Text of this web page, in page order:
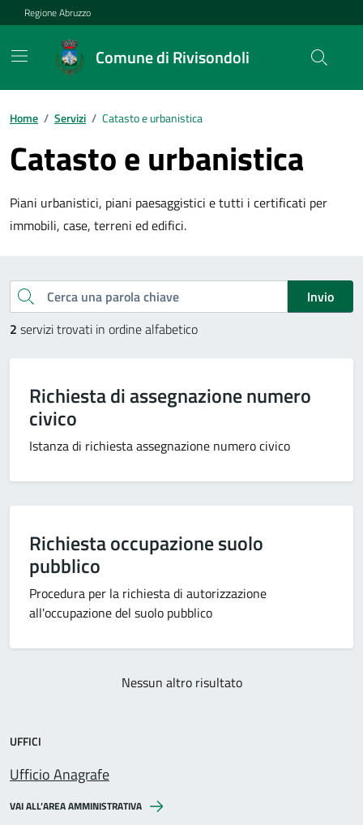
Vai ai contenuti
Vai al footer
Regione Abruzzo
Comune di Rivisondoli
Contenuti in evidenza
Home / Servizi / Catasto e urbanistica
Catasto e urbanistica
Piani urbanistici, piani paesaggistici e tutti i certificati per
immobili, case, terreni ed edifici.
Esplora tutti i servizi
Cerca una parola chiave
Invio
2 servizi trovati in ordine alfabetico
Richiesta di assegnazione numero
civico
Istanza di richiesta assegnazione numero civico
Richiesta occupazione suolo
pubblico
Procedura per la richiesta di autorizzazione
all'occupazione del suolo pubblico
Nessun altro risultato
UFFICI
Ufficio Anagrafe
VAI ALL’AREA AMMINISTRATIVA